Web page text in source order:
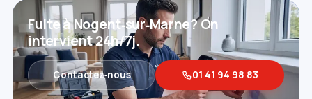
Fuite à Nogent‑sur‑Marne? On
intervient 24h/7j.
Contactez‑nous 01 41 94 98 83